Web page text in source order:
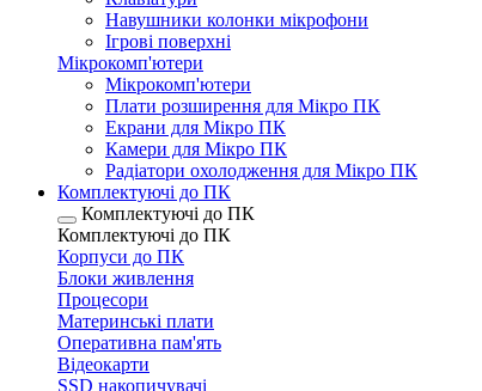
Навушники колонки мікрофони
Ігрові поверхні
Мікрокомп'ютери
Мікрокомп'ютери
Плати розширення для Мікро ПК
Екрани для Мікро ПК
Камери для Мікро ПК
Радіатори охолодження для Мікро ПК
Комплектуючі до ПК
Комплектуючі до ПК
Комплектуючі до ПК
Корпуси до ПК
Блоки живлення
Процесори
Материнські плати
Оперативна пам'ять
Відеокарти
SSD накопичувачі